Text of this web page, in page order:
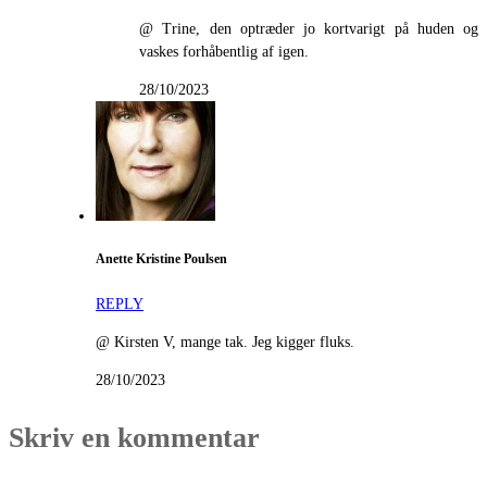
@ Trine, den optræder jo kortvarigt på huden og
vaskes forhåbentlig af igen.
28/10/2023
Anette Kristine Poulsen
REPLY
@ Kirsten V, mange tak. Jeg kigger fluks.
28/10/2023
Skriv en kommentar